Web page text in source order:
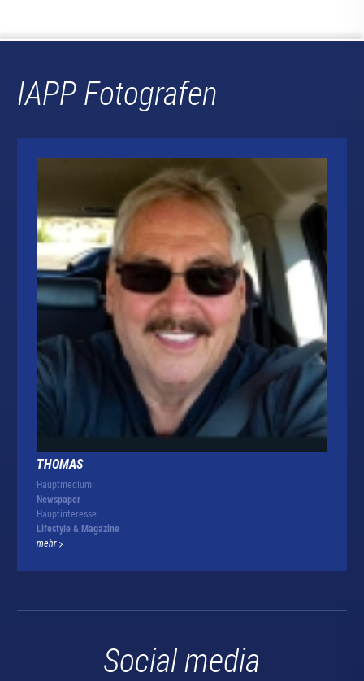
IAPP Fotografen
THOMAS
Hauptmedium:
Newspaper
Hauptinteresse:
Lifestyle & Magazine
mehr
Social media